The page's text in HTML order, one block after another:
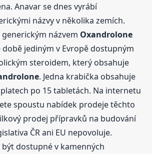
Anavar se dnes vyrábí
názvy v několika zemích.
názvem Oxandrolone
době jediným v Evropě dostupným
steroidem, který obsahuje
. Jedna krabička obsahuje
po 15 tabletách. Na internetu
spoustu nabídek prodeje těchto
prodej přípravků na budování
ČR ani EU nepovoluje.
dostupné v kamenných